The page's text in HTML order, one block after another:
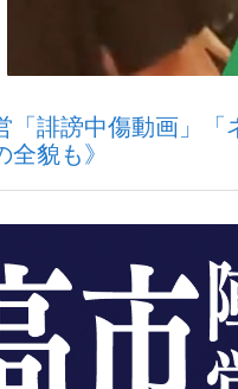
は一切聞かれなかった」侍ジ
「誹謗中傷動画」「
貌も》